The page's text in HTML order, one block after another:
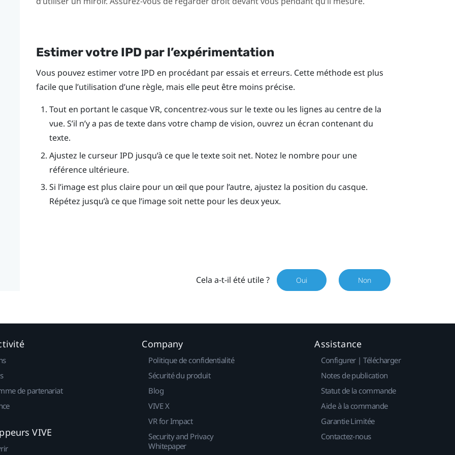
Estimer votre IPD par l’expérimentation
Vous pouvez estimer votre IPD en procédant par essais et erreurs. Cette méthode est plus
facile que l’utilisation d’une règle, mais elle peut être moins précise.
Tout en portant le casque VR, concentrez-vous sur le texte ou les lignes au centre de la
vue. S’il n’y a pas de texte dans votre champ de vision, ouvrez un écran contenant du
texte.
Ajustez le curseur IPD jusqu’à ce que le texte soit net. Notez le nombre pour une
référence ultérieure.
Si l’image est plus claire pour un œil que pour l’autre, ajustez la position du casque.
Répétez jusqu’à ce que l’image soit nette pour les deux yeux.
Cela a-t-il été utile ? Oui Non
de partenariat
VIVE
Company
Politique de confidentialité
Sécurité du produit
Blog
VIVE X
VR for Impact
Security and Privacy
Whitepaper
Assistance
Configurer | Télécharger
Notes de publication
Statut de la commande
Aide à la commande
Garantie Limitée
Contactez-nous